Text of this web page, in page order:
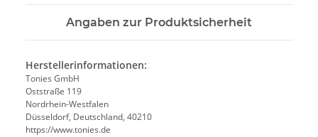
Angaben zur Produktsicherheit
Herstellerinformationen:
Tonies GmbH
Oststraße 119
Nordrhein-Westfalen
Düsseldorf, Deutschland, 40210
https://www.tonies.de